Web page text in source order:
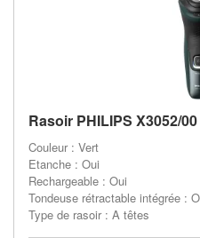
Rasoir PHILIPS X3052/00
Couleur : Vert
Etanche : Oui
Rechargeable : Oui
Tondeuse rétractable intégrée :
Type de rasoir : A têtes